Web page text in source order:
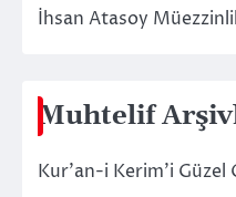
İhsan Atasoy
Muhtelif
Kur’an-i Kerim’i Güzel